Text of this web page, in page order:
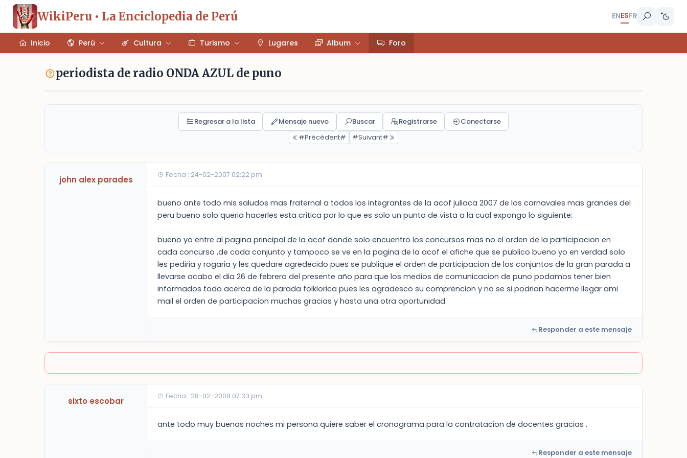
WikiPeru • La Enciclopedia de Perú ENESFR
Inicio Perú Cultura Turismo Lugares Album Foro
periodista de radio ONDA AZUL de puno
Regresar a la lista Mensaje nuevo Buscar Registrarse
Conectarse
#Précédent#
#Suivant#
john alex parades Fecha : 24-02-2007 02:22 pm
bueno ante todo mis saludos mas fraternal a todos los integrantes de la acof juliaca 2007 de los carnavales mas grandes del
peru bueno solo queria hacerles esta critica por lo que es solo un punto de vista a la cual expongo lo siguiente:
bueno yo entre al pagina principal de la acof donde solo encuentro los concursos mas no el orden de la participacion en
cada concurso ,de cada conjunto y tampoco se ve en la pagina de la acof el afiche que se publico bueno yo en verdad solo
les pediria y rogaria y les quedare agredecido pues se publique el orden de participacion de los conjuntos de la gran parada a
llevarse acabo el dia 26 de febrero del presente año para que los medios de comunicacion de puno podamos tener bien
informados todo acerca de la parada folklorica pues les agradesco su comprencion y no se si podrian hacerme llegar ami
mail el orden de participacion muchas gracias y hasta una otra oportunidad
Responder a este mensaje
sixto escobar Fecha : 28-02-2008 07:33 pm
ante todo muy buenas noches mi persona quiere saber el cronograma para la contratacion de docentes gracias .
Responder a este mensaje